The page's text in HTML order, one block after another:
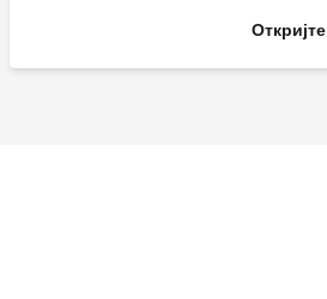
Откријте